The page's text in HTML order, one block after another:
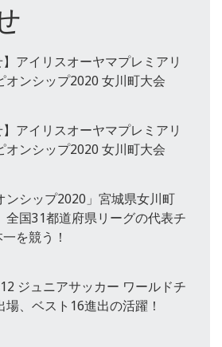
】アイリスオーヤマプレミアリ
オンシップ2020 女川町大会
】アイリスオーヤマプレミアリ
オンシップ2020 女川町大会
ンシップ2020」宮城県女川町
全国31都道府県リーグの代表チ
を競う！
ジュニアサッカー ワールドチ
場、ベスト16進出の活躍！